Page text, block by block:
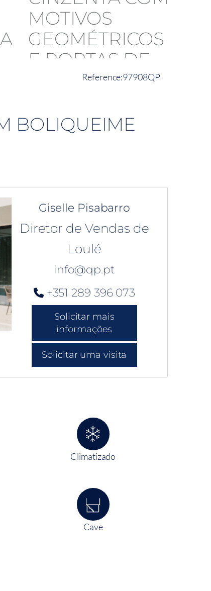
97908QP
BOLIQUEIME
Giselle Pisabarro
Diretor de Vendas de
Loulé
info@qp.pt
+351 289 396 073
Solicitar mais
informações
Solicitar uma visita
Climatizado
Cave